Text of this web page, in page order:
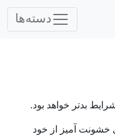
دسته‌ها
بدتر خواهد بود.
خشونت آمیز از خود